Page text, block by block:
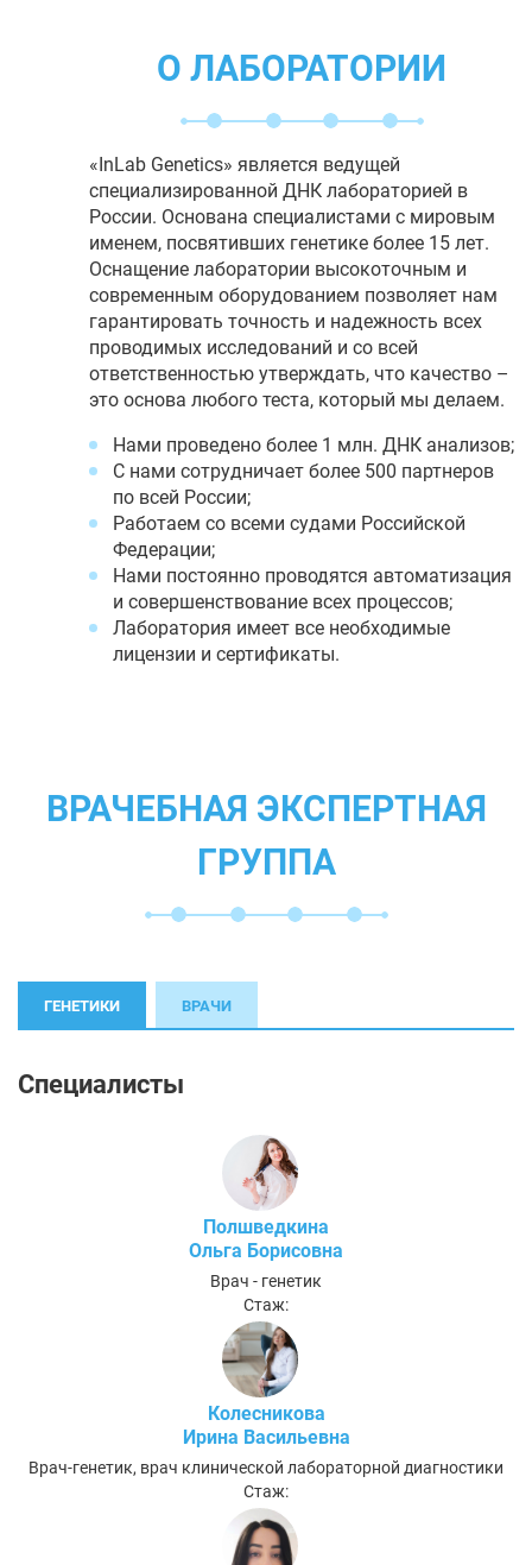
О ЛАБОРАТОРИИ
«InLab Genetics» является ведущей
специализированной ДНК лабораторией в
России. Основана специалистами с мировым
именем, посвятивших генетике более 15 лет.
Оснащение лаборатории высокоточным и
современным оборудованием позволяет нам
гарантировать точность и надежность всех
проводимых исследований и со всей
ответственностью утверждать, что качество –
это основа любого теста, который мы делаем.
Нами проведено более 1 млн. ДНК анализов;
С нами сотрудничает более 500 партнеров
по всей России;
Работаем со всеми судами Российской
Федерации;
Нами постоянно проводятся автоматизация
и совершенствование всех процессов;
Лаборатория имеет все необходимые
лицензии и сертификаты.
ВРАЧЕБНАЯ ЭКСПЕРТНАЯ
ГРУППА
ГЕНЕТИКИ ВРАЧИ
Специалисты
Полшведкина
Ольга Борисовна
Врач - генетик
Стаж:
Колесникова
Ирина Васильевна
Врач-генетик, врач клинической лабораторной диагностики
Стаж: